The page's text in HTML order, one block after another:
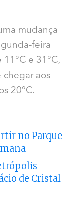
mudança
feira
11°C e 31°C,
chegar aos
20°C.
no Parque
de Cristal